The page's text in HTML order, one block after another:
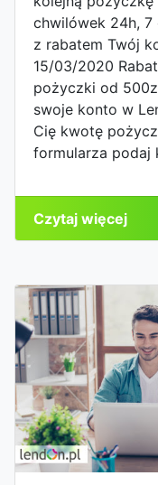
chwilówek 24h,
z rabatem Twój
15/03/2020
pożyczki od
swoje konto w
Cię kwotę
formularza podaj
Czytaj więcej